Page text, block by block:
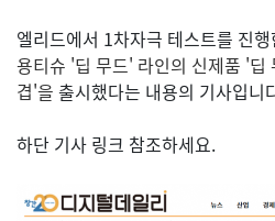
엘리드에서 1차자극 테스트를 진
용티슈 '딥 무드' 라인의 신제품 '딥
겹'을 출시했다는 내용의 기사입니
하단 기사 링크 참조하세요.